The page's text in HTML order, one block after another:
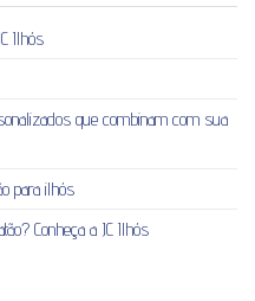
Ilhós
que combinam com sua
para ilhós
Conheça a JC Ilhós